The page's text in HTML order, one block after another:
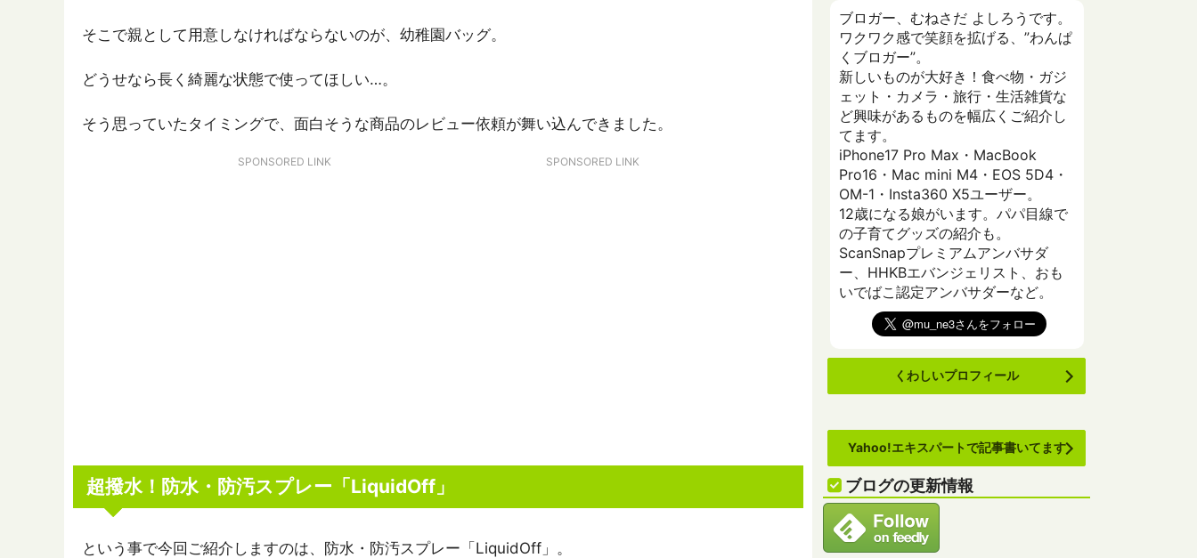
そこで親として用意しなければならないのが、幼稚園バッグ。
どうせなら長く綺麗な状態で使ってほしい…。
そう思っていたタイミングで、面白そうな商品のレビュー依頼が舞い込んできました。
SPONSORED LINK SPONSORED LINK
超撥水！防水・防汚スプレー「LiquidOff」
という事で今回ご紹介しますのは、防水・防汚スプレー「LiquidOff」。
ブロガー、むねさだ よしろうです。
ワクワク感で笑顔を拡げる、”わんぱ
くブロガー”。
新しいものが大好き！食べ物・ガジ
ェット・カメラ・旅行・生活雑貨な
ど興味があるものを幅広くご紹介し
てます。
iPhone17 Pro Max・MacBook
Pro16・Mac mini M4・EOS 5D4・
OM-1・Insta360 X5ユーザー。
12歳になる娘がいます。パパ目線で
の子育てグッズの紹介も。
ScanSnapプレミアムアンバサダ
ー、HHKBエバンジェリスト、おも
いでばこ認定アンバサダーなど。
くわしいプロフィール
Yahoo!エキスパートで記事書いてます
ブログの更新情報